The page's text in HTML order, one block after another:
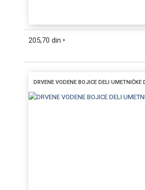
205,70 din
DRVENE VODENE BOJICE DELI